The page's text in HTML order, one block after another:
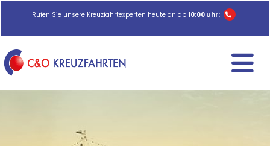
Rufen Sie unsere Kreuzfahrtexperten heute an ab 10:00 Uhr: